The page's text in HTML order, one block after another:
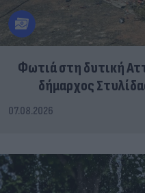
Φωτιά στη δυτική
δήμαρχος
07.08.2026